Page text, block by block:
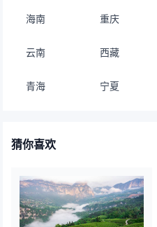
海南 重庆
云南 西藏
青海 宁夏
猜你喜欢